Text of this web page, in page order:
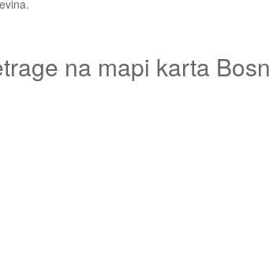
na mapi karta